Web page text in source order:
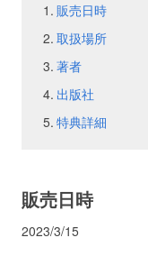
販売日時
取扱場所
著者
出版社
特典詳細
販売日時
2023/3/15
会社概要
お問い合わせ